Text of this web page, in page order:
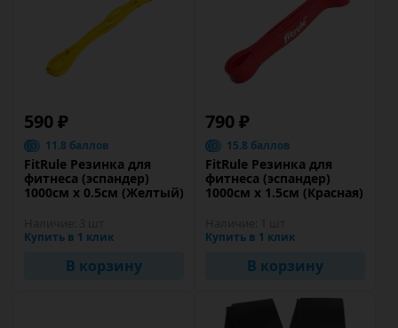
590 ₽
11.8 баллов
FitRule Резинка для
фитнеса (эспандер)
1000см х 0.5см (Желтый)
Купить в 1 клик
В корзину
790 ₽
15.8 баллов
FitRule Резинка для
фитнеса (эспандер)
1000см х 1.5см (Красная)
Купить в 1 клик
В корзину